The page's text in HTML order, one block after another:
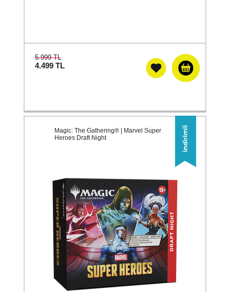
5.999 TL
4.499 TL
Magic: The Gathering® | Marvel Super
Heroes Draft Night